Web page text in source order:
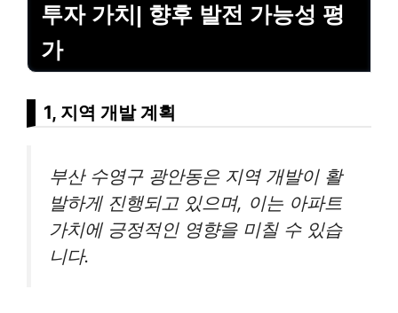
투자 가치| 향후 발전 가능성 평
가
1, 지역 개발 계획
부산 수영구 광안동은 지역 개발이 활
발하게 진행되고 있으며, 이는 아파트
가치에 긍정적인 영향을 미칠 수 있습
니다.